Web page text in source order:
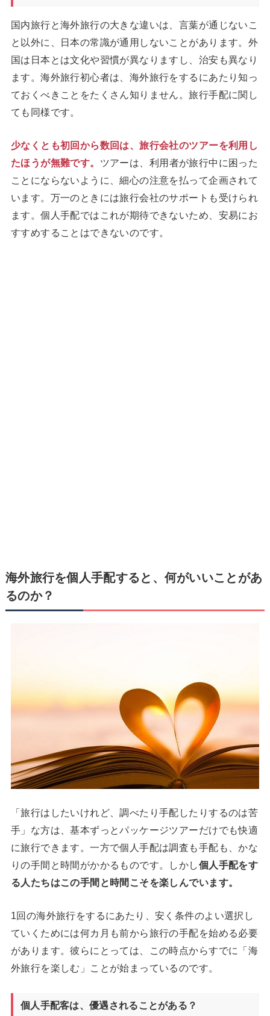
国内旅行と海外旅行の大きな違いは、言葉が通じないこ
と以外に、日本の常識が通用しないことがあります。外
国は日本とは文化や習慣が異なりますし、治安も異なり
ます。海外旅行初心者は、海外旅行をするにあたり知っ
ておくべきことをたくさん知りません。旅行手配に関し
ても同様です。
少なくとも初回から数回は、旅行会社のツアーを利用し
たほうが無難です。 ツアーは、利用者が旅行中に困った
ことにならないように、細心の注意を払って企画されて
います。万一のときには旅行会社のサポートも受けられ
ます。個人手配ではこれが期待できないため、安易にお
すすめすることはできないのです。
海外旅行を個人手配すると、何がいいことがあ
るのか？
「旅行はしたいけれど、調べたり手配したりするのは苦
手」な方は、基本ずっとパッケージツアーだけでも快適
に旅行できます。一方で個人手配は調査も手配も、かな
りの手間と時間がかかるものです。しかし個人手配をす
る人たちはこの手間と時間こそを楽しんでいます。
1回の海外旅行をするにあたり、安く条件のよい選択し
ていくためには何カ月も前から旅行の手配を始める必要
があります。彼らにとっては、この時点からすでに「海
外旅行を楽しむ」ことが始まっているのです。
個人手配客は、優遇されることがある？